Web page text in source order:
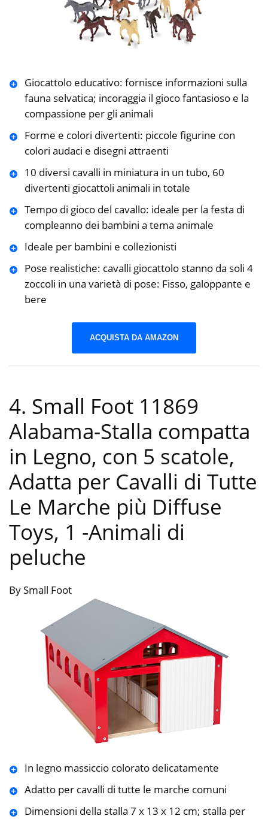
Giocattolo educativo: fornisce informazioni sulla
fauna selvatica; incoraggia il gioco fantasioso e la
compassione per gli animali
Forme e colori divertenti: piccole figurine con
colori audaci e disegni attraenti
10 diversi cavalli in miniatura in un tubo, 60
divertenti giocattoli animali in totale
Tempo di gioco del cavallo: ideale per la festa di
compleanno dei bambini a tema animale
Ideale per bambini e collezionisti
Pose realistiche: cavalli giocattolo stanno da soli 4
zoccoli in una varietà di pose: Fisso, galoppante e
bere
ACQUISTA DA AMAZON
4. Small Foot 11869
Alabama-Stalla compatta
in Legno, con 5 scatole,
Adatta per Cavalli di Tutte
Le Marche più Diffuse
Toys, 1 -Animali di
peluche
By Small Foot
In legno massiccio colorato delicatamente
Adatto per cavalli di tutte le marche comuni
Dimensioni della stalla 7 x 13 x 12 cm; stalla per